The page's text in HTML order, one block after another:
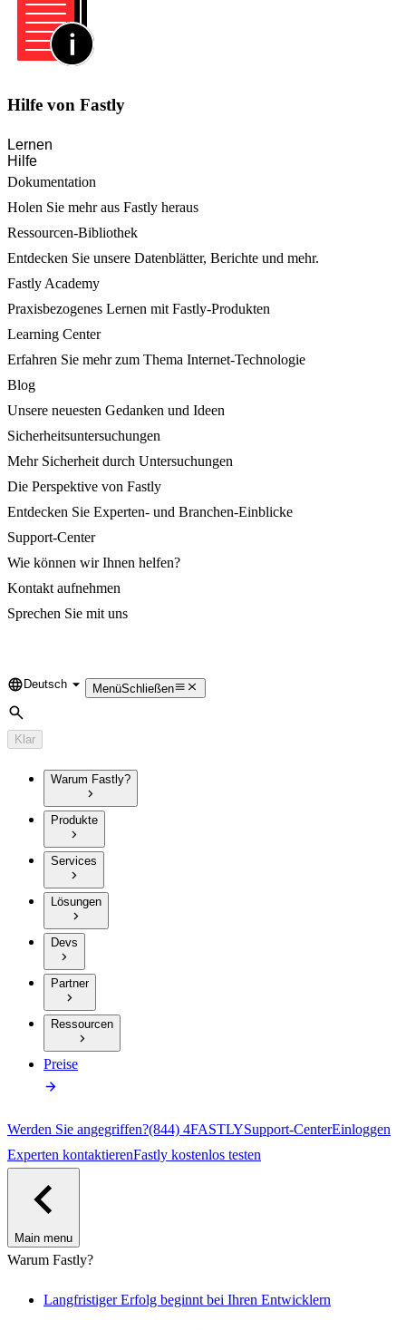
Hilfe von Fastly
Lernen
Hilfe
Dokumentation
Holen Sie mehr aus Fastly heraus
Ressourcen-Bibliothek
Entdecken Sie unsere Datenblätter, Berichte und mehr.
Fastly Academy
Praxisbezogenes Lernen mit Fastly-Produkten
Learning Center
Erfahren Sie mehr zum Thema Internet-Technologie
Blog
Unsere neuesten Gedanken und Ideen
Sicherheitsuntersuchungen
Mehr Sicherheit durch Untersuchungen
Die Perspektive von Fastly
Entdecken Sie Experten- und Branchen-Einblicke
Support-Center
Wie können wir Ihnen helfen?
Kontakt aufnehmen
Sprechen Sie mit uns
Language
Deutsch MenüSchließen
Suche
Klar
Warum Fastly?
Produkte
Services
Lösungen
Devs
Partner
Ressourcen
Preise
Werden Sie angegriffen?(844) 4FASTLYSupport-CenterEinloggen
Experten kontaktierenFastly kostenlos testen
Main menu
Warum Fastly?
Langfristiger Erfolg beginnt bei Ihren Entwicklern